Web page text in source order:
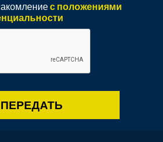
с положениями